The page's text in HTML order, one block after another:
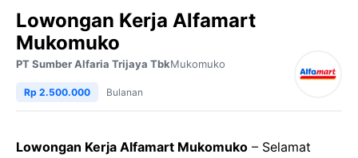
Lowongan Kerja Alfamart
Mukomuko
PT Sumber Alfaria Trijaya TbkMukomuko
Rp 2.500.000 Bulanan
Lowongan Kerja Alfamart Mukomuko – Selamat